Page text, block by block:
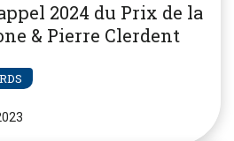
2024 du Prix de la
& Pierre Clerdent